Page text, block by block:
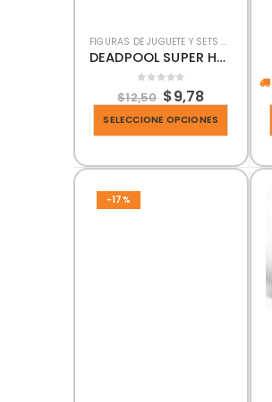
FIGURAS DE JUGUETE Y SETS DE JUEGOS
DEADPOOL SUPER HERO
out of 5
$12,50 $9,78
SELECCIONE OPCIONES
-17%